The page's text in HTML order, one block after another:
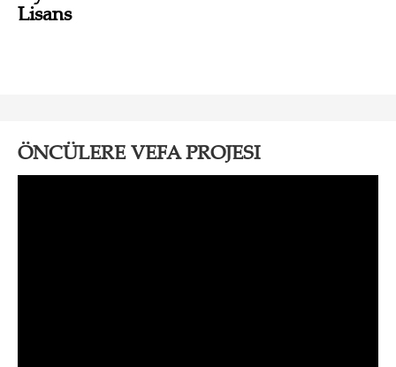
Lisans
ÖNCÜLERE VEFA PROJESI